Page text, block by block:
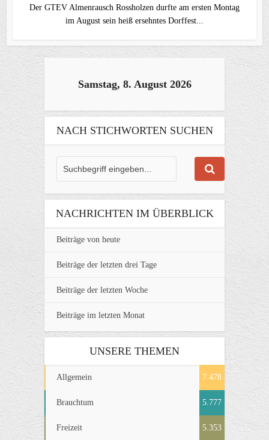
Der GTEV Almenrausch Rossholzen durfte am ersten Montag
im August sein heiß ersehntes Dorffest...
Samstag, 8. August 2026
NACH STICHWORTEN SUCHEN
NACHRICHTEN IM ÜBERBLICK
Beiträge von heute
Beiträge der letzten drei Tage
Beiträge der letzten Woche
Beiträge im letzten Monat
UNSERE THEMEN
Allgemein 7.478
Brauchtum 5.777
Freizeit 5.353